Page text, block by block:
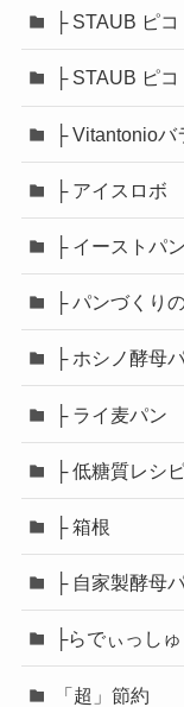
├ STAUB ピ
├ STAUB ピ
├ Vitantonio
├ アイスロボ
├ イーストパン
├ パンづくり
├ ホシノ酵母
├ ライ麦パン
├ 低糖質レシ
├ 箱根
├ 自家製酵母
├らでぃっし
「超」節約